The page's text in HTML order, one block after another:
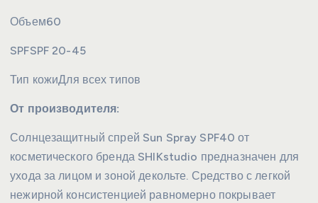
Объем60
SPFSPF 20-45
Тип кожиДля всех типов
От производителя:
Солнцезащитный спрей Sun Spray SPF40 от
косметического бренда SHIKstudio предназначен для
ухода за лицом и зоной декольте. Средство с легкой
нежирной консистенцией равномерно покрывает